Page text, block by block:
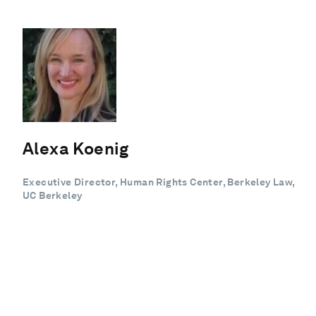
Alexa Koenig
Executive Director, Human Rights Center, Berkeley Law,
UC Berkeley